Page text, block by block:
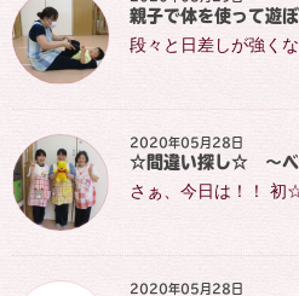
親子で体を使って遊
段々と日差しが強く
2020年05月28日
☆間違い探し☆ ～ベ
さぁ、今日は！！ 初
2020年05月28日